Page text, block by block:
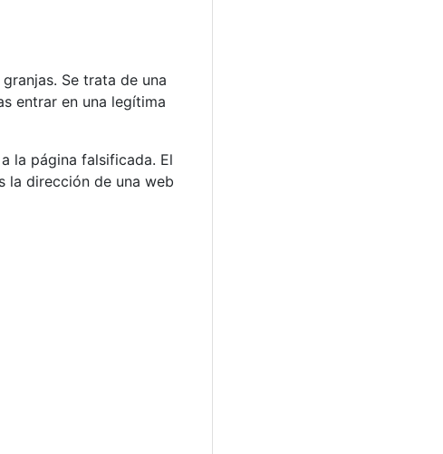
Se trata de una
entrar en una legítima
la página falsificada. El
la dirección de una web